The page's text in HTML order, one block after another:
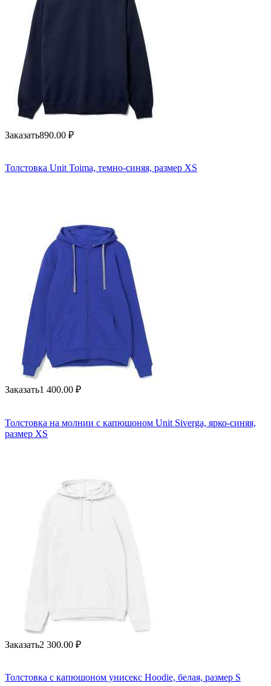
Заказать890.00 ₽
Толстовка Unit Toima, темно-синяя, размер XS
Заказать1 400.00 ₽
Толстовка на молнии с капюшоном Unit Siverga, ярко-синяя,
размер XS
Заказать2 300.00 ₽
Толстовка с капюшоном унисекс Hoodie, белая, размер S